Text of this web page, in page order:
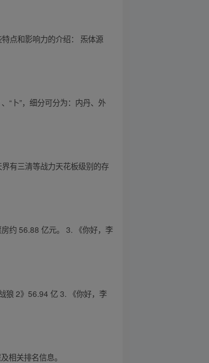
点和影响力的介绍： 炁体源
“卜”，细分可分为：内丹、外
有三清等战力天花板级别的存
约 56.88 亿元。 3. 《你好，李
狼 2》56.94 亿 3. 《你好，李
相关排名信息。